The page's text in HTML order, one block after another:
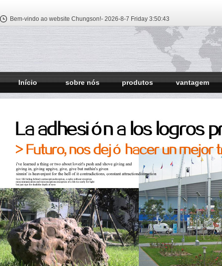
Bem-vindo ao website Chungson!- 2026-8-7 Friday 3:50:44
Início sobre nós produtos vantagem